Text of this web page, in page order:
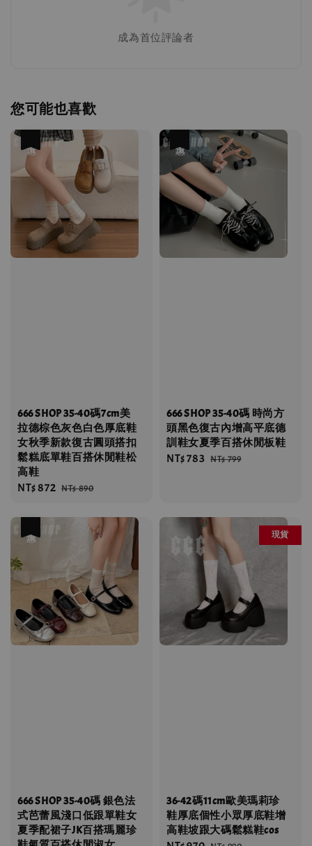
成為首位評論者
您可能也喜歡
666 SHOP 35-40碼7cm美
拉德棕色灰色白色厚底鞋
女秋季新款復古圓頭搭扣
鬆糕底單鞋百搭休閒鞋松
高鞋
Sale
NT$ 872 Regular
NT$ 890
666 SHOP 35-40碼 時尚方
頭黑色復古內增高平底德
訓鞋女夏季百搭休閒板鞋
Sale
NT$ 783 Regular
NT$ 799
666 SHOP 35-40碼 銀色法
式芭蕾風淺口低跟單鞋女
夏季配裙子JK百搭瑪麗珍
現貨
36-42碼11cm歐美瑪莉珍
鞋厚底個性小眾厚底鞋增
高鞋坡跟大碼鬆糕鞋cos